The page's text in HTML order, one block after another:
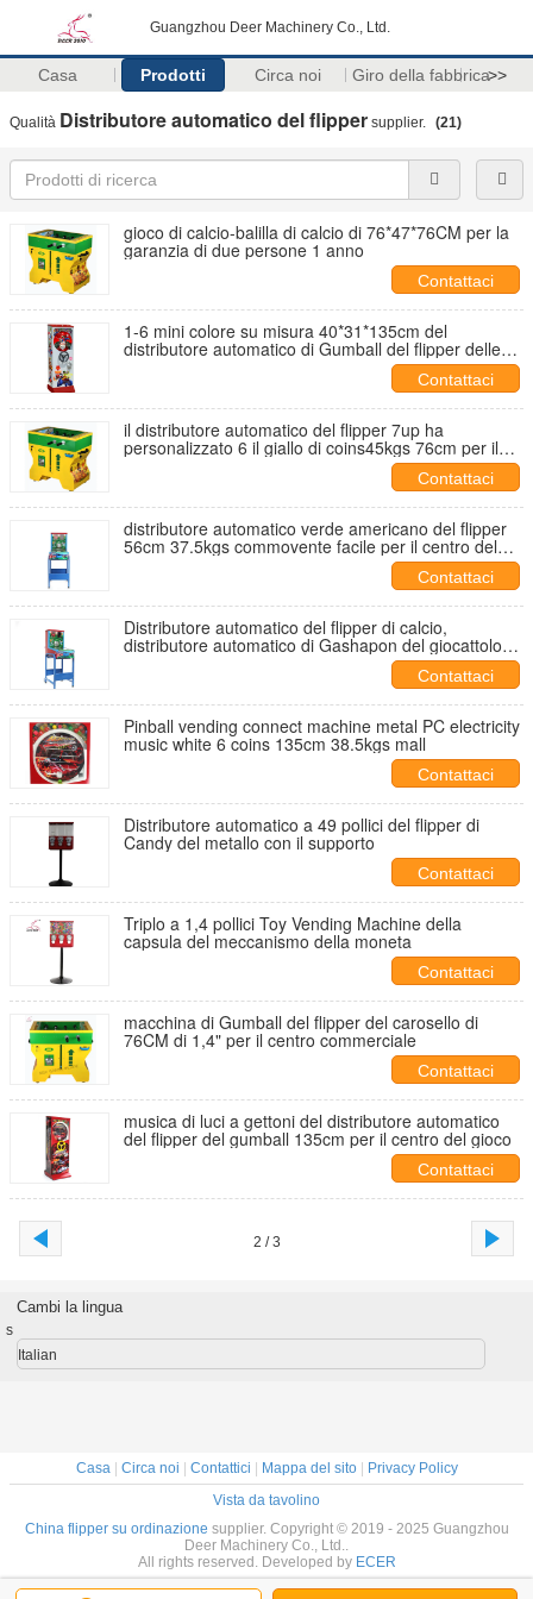
Guangzhou Deer Machinery Co., Ltd.
Casa Prodotti Circa noi Giro della fabbrica>>
Qualità Distributore automatico del flipper supplier. (21)
gioco di calcio-balilla di calcio di 76*47*76CM per la
garanzia di due persone 1 anno
Contattaci
1-6 mini colore su misura 40*31*135cm del
distributore automatico di Gumball del flipper delle
Contattaci
il distributore automatico del flipper 7up ha
personalizzato 6 il giallo di coins45kgs 76cm per il
Contattaci
distributore automatico verde americano del flipper
56cm 37.5kgs commovente facile per il centro del
Contattaci
Distributore automatico del flipper di calcio,
distributore automatico di Gashapon del giocattolo
Contattaci
Pinball vending connect machine metal PC electricity
music white 6 coins 135cm 38.5kgs mall
Contattaci
Distributore automatico a 49 pollici del flipper di
Candy del metallo con il supporto
Contattaci
Triplo a 1,4 pollici Toy Vending Machine della
capsula del meccanismo della moneta
Contattaci
macchina di Gumball del flipper del carosello di
76CM di 1,4" per il centro commerciale
Contattaci
musica di luci a gettoni del distributore automatico
del flipper del gumball 135cm per il centro del gioco
Contattaci
2 / 3
Cambi la lingua
s
Italian
Casa| Circa noi Contattici Mappa del sito|
Privacy Policy
Vista da tavolino
China flipper su ordinazione supplier. Copyright © 2019 - 2025 Guangzhou
Deer Machinery Co., Ltd..
All rights reserved. Developed by ECER